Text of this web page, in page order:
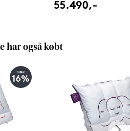
55.490,-
har også købt
SPAR
16%